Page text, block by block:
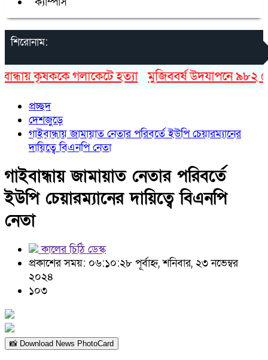
শিরোনাম:
কৃষককে গলাকেটে হত্যা মুজিববর্ষ উদযাপনে ৯৮২
প্রচ্ছদ
দেশজুড়ে
গাইবান্ধায় জামায়াত নেতার পরিবর্তে ইউপি চেয়ারম্যানের
দায়িত্বে বিএনপি নেতা
গাইবান্ধায় জামায়াত নেতার পরিবর্তে
ইউপি চেয়ারম্যানের দায়িত্বে বিএনপি
নেতা
কালের চিঠি ডেস্ক
প্রকাশের সময়: ০৬:১০:২৮ পূর্বাহ্ন, শনিবার, ২৩ নভেম্বর
২০২৪
১০৩
📸 Download News PhotoCard